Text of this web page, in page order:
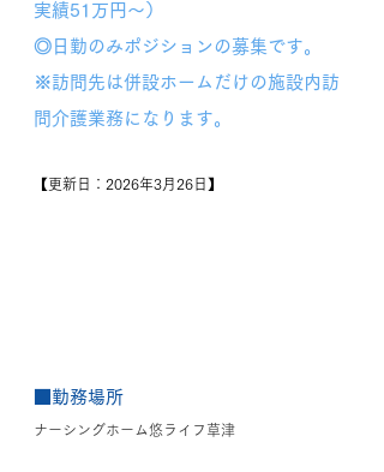
実績51万円～）
◎ 日勤のみポジションの募集です。
※訪問先は併設ホームだけの施設内訪
問介護業務になります。
【更新日：2026年3月26日】
■勤務場所
ナーシングホーム悠ライフ草津